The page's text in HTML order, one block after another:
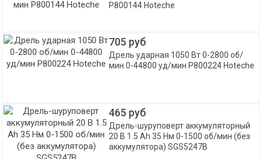
P800144 Hoteche
705 руб
Дрель ударная 1050 Вт 0-2800 об/
мин 0-44800 уд/мин P800224 Hoteche
465 руб
Дрель-шуруповерт аккумуляторный
20 В 1.5 Ah 35 Нм 0-1500 об/мин (без
аккумулятора) SGS5247B